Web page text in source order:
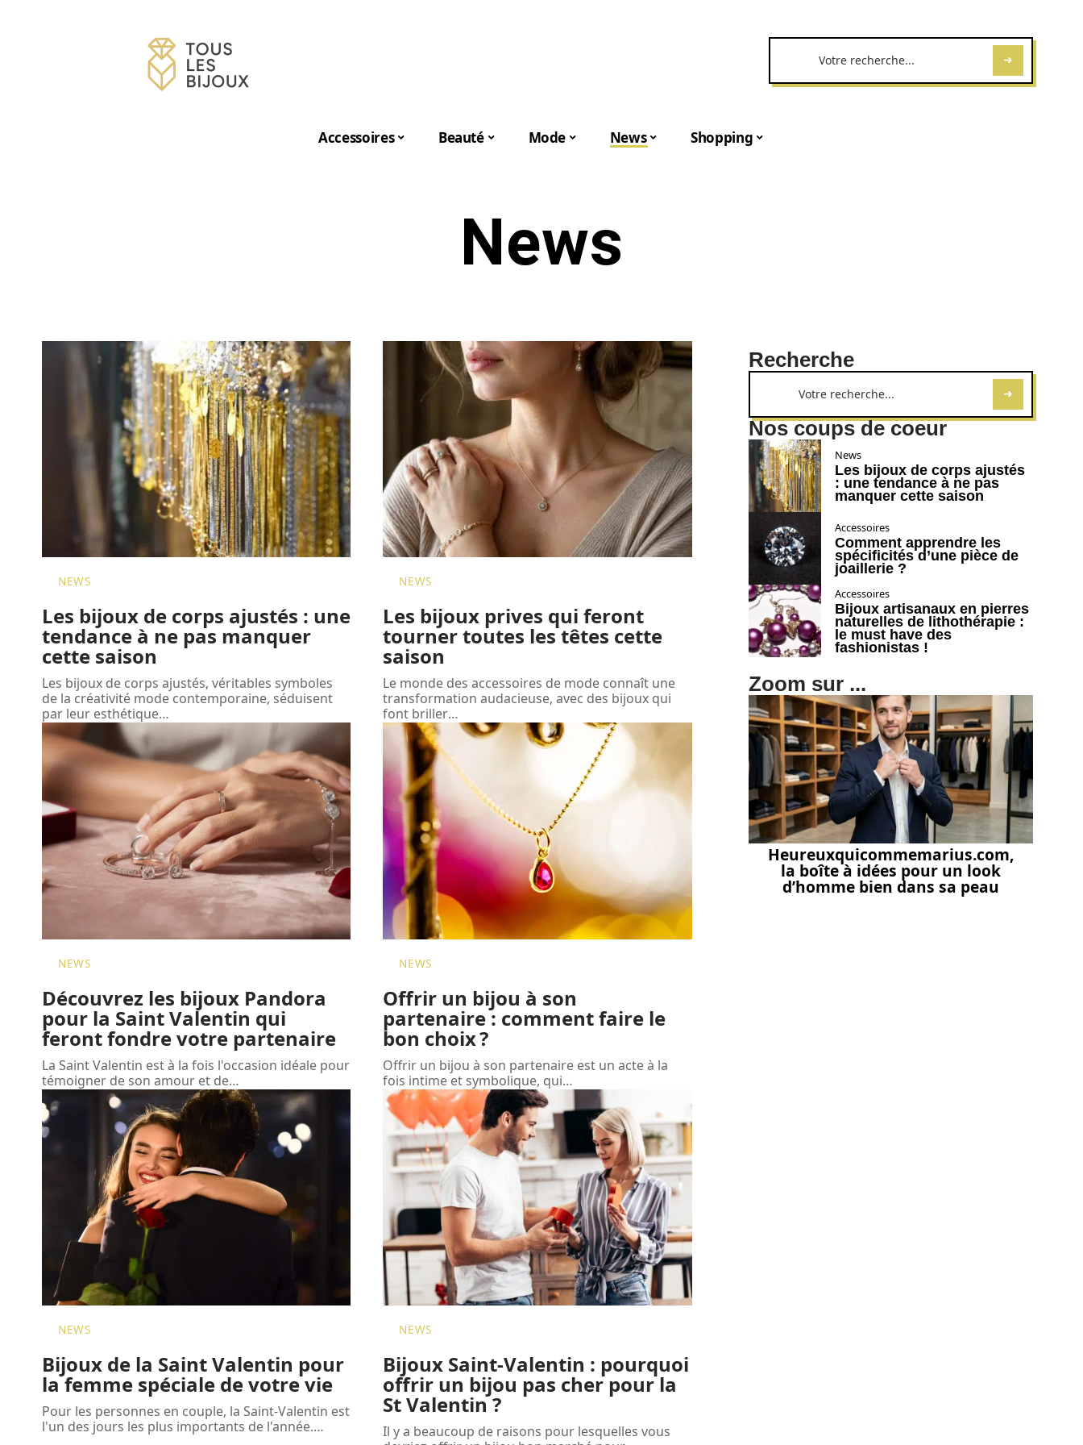
Accessoires Beauté Mode News Shopping
News
NEWS
Les bijoux de corps ajustés : une
tendance à ne pas manquer
cette saison
Les bijoux de corps ajustés, véritables symboles
de la créativité mode contemporaine, séduisent
par leur esthétique…
NEWS
Les bijoux prives qui feront
tourner toutes les têtes cette
saison
Le monde des accessoires de mode connaît une
transformation audacieuse, avec des bijoux qui
font briller…
NEWS
Découvrez les bijoux Pandora
pour la Saint Valentin qui
feront fondre votre partenaire
La Saint Valentin est à la fois l'occasion idéale pour
témoigner de son amour et de…
NEWS
Offrir un bijou à son
partenaire : comment faire le
bon choix ?
Offrir un bijou à son partenaire est un acte à la
fois intime et symbolique, qui…
NEWS
Bijoux de la Saint Valentin pour
la femme spéciale de votre vie
Pour les personnes en couple, la Saint-Valentin est
l'un des jours les plus importants de l'année.…
NEWS
Bijoux Saint-Valentin : pourquoi
offrir un bijou pas cher pour la
St Valentin ?
Il y a beaucoup de raisons pour lesquelles vous
Recherche
Nos coups de coeur
News
Les bijoux de corps ajustés
: une tendance à ne pas
manquer cette saison
Accessoires
Comment apprendre les
spécificités d’une pièce de
joaillerie ?
Accessoires
Bijoux artisanaux en pierres
naturelles de lithothérapie :
le must have des
fashionistas !
Zoom sur ...
Heureuxquicommemarius.com,
la boîte à idées pour un look
d’homme bien dans sa peau